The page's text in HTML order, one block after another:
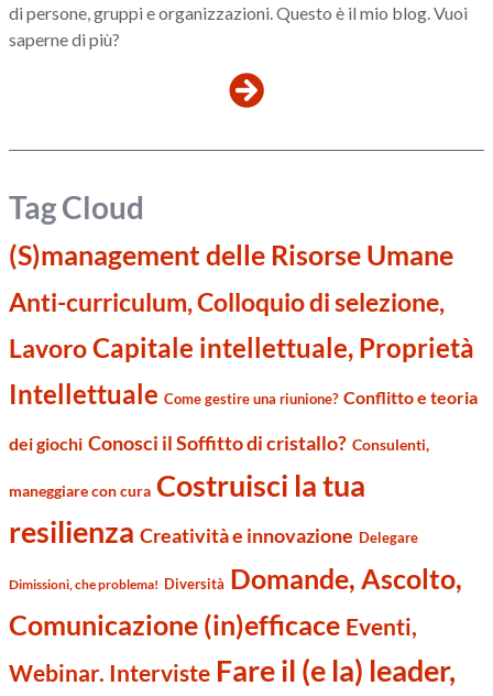
di persone, gruppi e organizzazioni. Questo è il mio blog. Vuoi
saperne di più?
Tag Cloud
(S)management delle Risorse Umane
Anti-curriculum, Colloquio di selezione,
LavoroCapitale intellettuale, Proprietà
Intellettuale Come gestire una riunione? Conflitto e teoria
dei giochi Conosci il Soffitto di cristallo? Consulenti,
maneggiare con cura Costruisci la tua
resilienza Creatività e innovazione Delegare
Dimissioni, che problema! Diversità Domande, Ascolto,
Comunicazione (in)efficace Eventi,
Webinar. Interviste Fare il (e la) leader,